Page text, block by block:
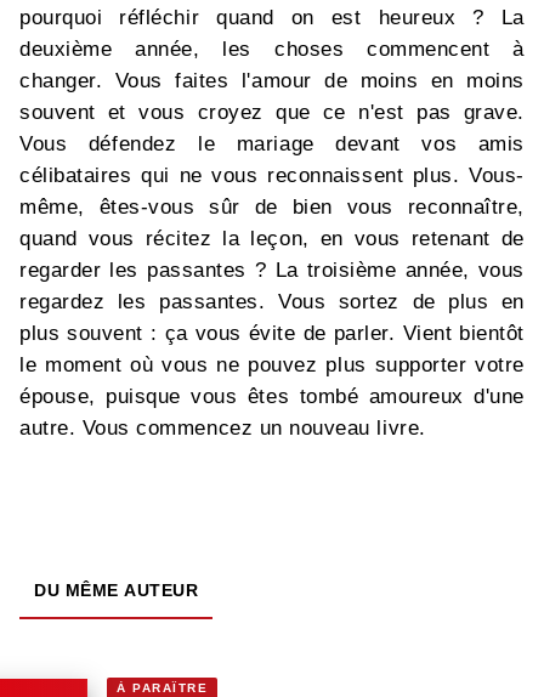
pourquoi réfléchir quand on est heureux ? La
deuxième année, les choses commencent à
changer. Vous faites l'amour de moins en moins
souvent et vous croyez que ce n'est pas grave.
Vous défendez le mariage devant vos amis
célibataires qui ne vous reconnaissent plus. Vous-
même, êtes-vous sûr de bien vous reconnaître,
quand vous récitez la leçon, en vous retenant de
regarder les passantes ? La troisième année, vous
regardez les passantes. Vous sortez de plus en
plus souvent : ça vous évite de parler. Vient bientôt
le moment où vous ne pouvez plus supporter votre
épouse, puisque vous êtes tombé amoureux d'une
autre. Vous commencez un nouveau livre.
DU MÊME AUTEUR
À PARAÎTRE